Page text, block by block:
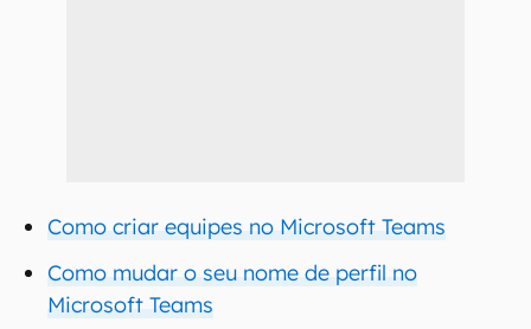
Como criar equipes no Microsoft Teams
Como mudar o seu nome de perfil no
Microsoft Teams